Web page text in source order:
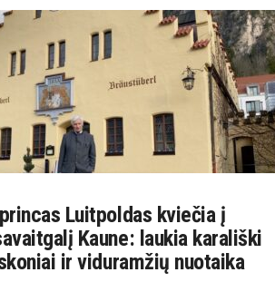
Luitpoldas kviečia į
Kaune: laukia karališki
ir viduramžių nuotaika